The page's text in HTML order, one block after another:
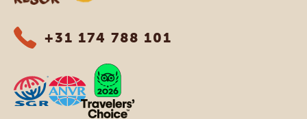
+31 174 788 101